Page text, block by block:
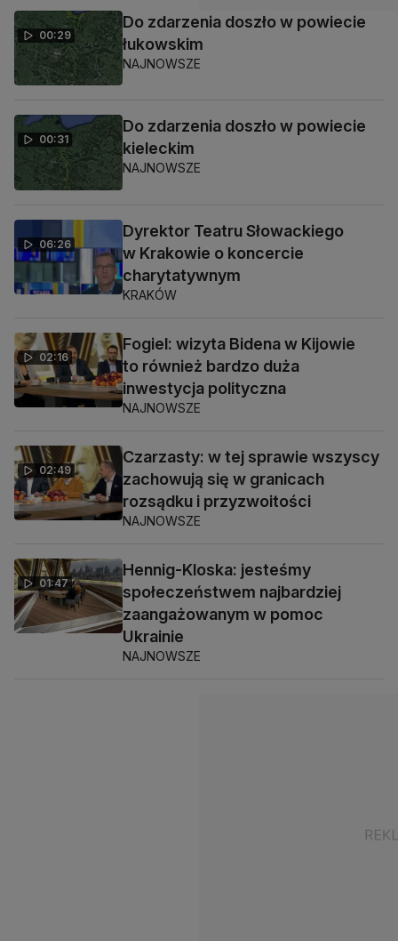
00:29
Do zdarzenia doszło w powiecie
łukowskim
NAJNOWSZE
00:31
Do zdarzenia doszło w powiecie
kieleckim
NAJNOWSZE
06:26
Dyrektor Teatru Słowackiego
w Krakowie o koncercie
charytatywnym
KRAKÓW
02:16
Fogiel: wizyta Bidena w Kijowie
to również bardzo duża
inwestycja polityczna
NAJNOWSZE
02:49
Czarzasty: w tej sprawie wszyscy
zachowują się w granicach
rozsądku i przyzwoitości
NAJNOWSZE
01:47
Hennig-Kloska: jesteśmy
społeczeństwem najbardziej
zaangażowanym w pomoc
Ukrainie
NAJNOWSZE